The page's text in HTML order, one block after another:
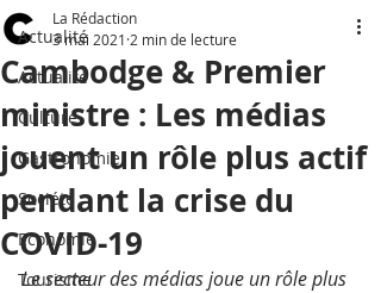
Actualité
Actualité
Culture
Gastronomie
Société
Economie
Tourisme
Cambodge & Premier
ministre : Les médias
jouent un rôle plus actif
pendant la crise du
COVID-19
La Rédaction
3 mai 2021 2 min de lecture
Le secteur des médias joue un rôle plus